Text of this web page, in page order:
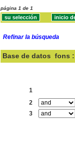
página 1 de 1
Refinar la búsqueda
Base de datos fons :
1
2
3